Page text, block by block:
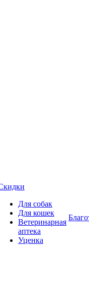
Для собак
Для кошек
Ветеринарная
аптека
Уценка